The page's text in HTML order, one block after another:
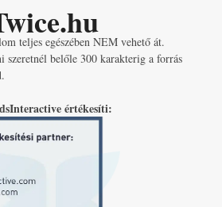
teljes egészében NEM vehető át.
szeretnél belőle 300 karakterig a forrás
értékesíti: